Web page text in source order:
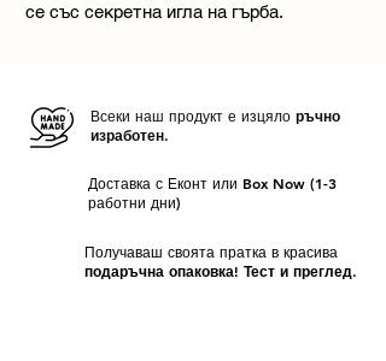
се със секретна игла на гърба.
Всеки наш продукт е изцяло ръчно
изработен.
Доставка с Еконт или Box Now (1-3
работни дни)
Получаваш своята пратка в красива
подаръчна опаковка! Тест и преглед.